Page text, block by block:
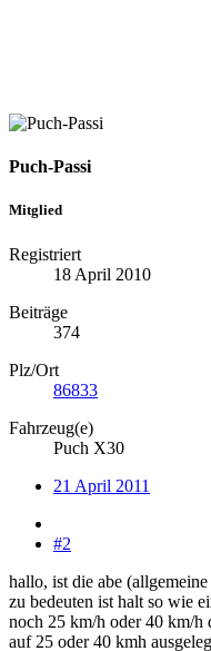
Puch-Passi
Mitglied
Registriert
18 April 2010
Beiträge
374
Plz/Ort
86833
Fahrzeug(e)
Puch X30
21 April 2011
#2
hallo, ist die abe
zu bedeuten ist halt so wie
noch 25 km/h oder 40 km/h
auf 25 oder 40 kmh